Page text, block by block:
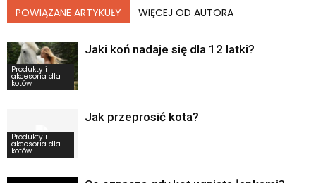
POWIĄZANE ARTYKUŁY WIĘCEJ OD AUTORA
Produkty i
akcesoria dla
kotów
Jaki koń nadaje się dla 12 latki?
Produkty i
akcesoria dla
kotów
Jak przeprosić kota?